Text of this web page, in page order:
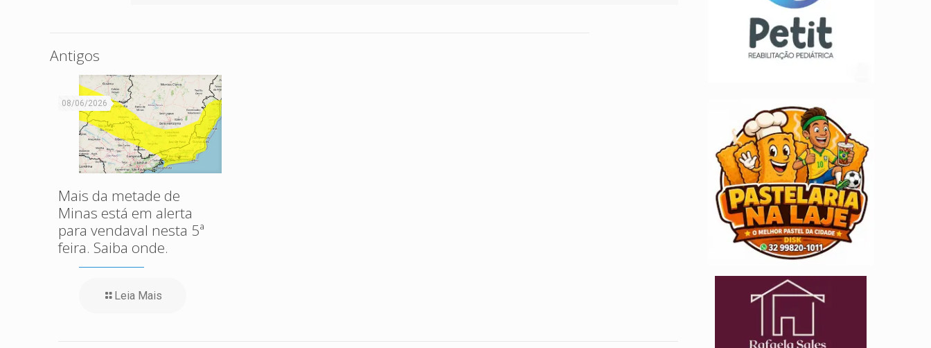
Antigos
08/06/2026
Mais da metade de
Minas está em alerta
para vendaval nesta 5ª
feira. Saiba onde.
Leia Mais